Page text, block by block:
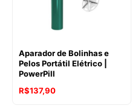
Aparador de Bolinhas e
Pelos Portátil Elétrico |
PowerPill
R$137,90